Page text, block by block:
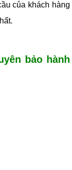
của khách hàng
bảo hành